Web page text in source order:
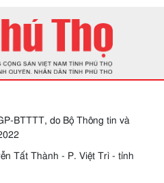
BTTTT, do Bộ Thông tin và
Tất Thành - P. Việt Trì - tỉnh